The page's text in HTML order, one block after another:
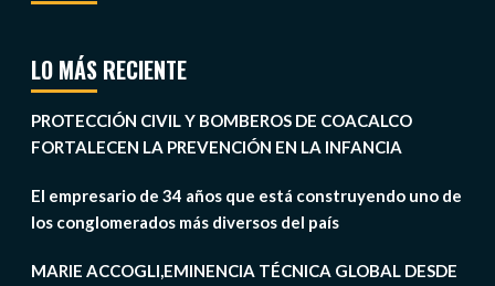
LO MÁS RECIENTE
PROTECCIÓN CIVIL Y BOMBEROS DE COACALCO
FORTALECEN LA PREVENCIÓN EN LA INFANCIA
El empresario de 34 años que está construyendo uno de
los conglomerados más diversos del país
MARIE ACCOGLI,EMINENCIA TÉCNICA GLOBAL DESDE